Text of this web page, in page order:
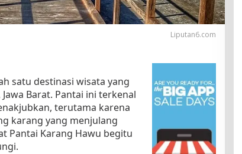
Liputan6.com
satu destinasi wisata yang
Barat. Pantai ini terkenal
terutama karena
karang yang menjulang
Pantai Karang Hawu begitu